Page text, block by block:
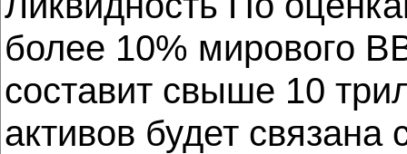
более 10% мирового
составит свыше 10
активов будет